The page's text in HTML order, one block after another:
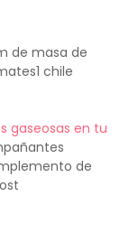
de masa de
chile
gaseosas en tu
de